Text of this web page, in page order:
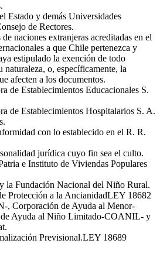
Estado y demás Universidades
de Rectores.
naciones extranjeras acreditadas en el
a que Chile pertenezca y
estipulado la exención de todo
naturaleza, o, específicamente, la
afecten a los documentos.
de Establecimientos Educacionales S.
de Establecimientos Hospitalarios S. A.
con lo establecido en el R. R.
jurídica cuyo fin sea el culto.
e Instituto de Viviendas Populares
la Fundación Nacional del Niño Rural.
Protección a la AncianidadLEY 18682
, Corporación de Ayuda al Menor-
Ayuda al Niño Limitado-COANIL- y
Previsional.LEY 18689